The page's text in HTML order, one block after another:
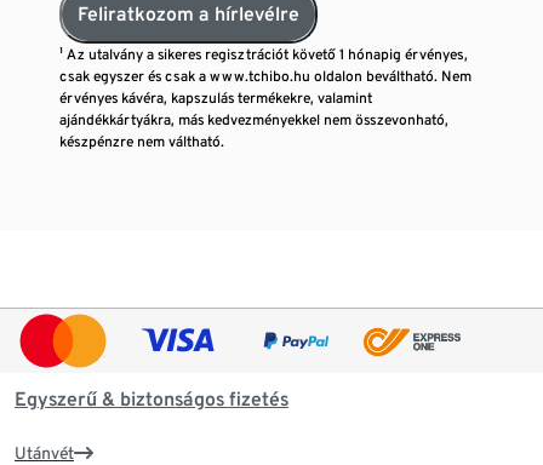
Feliratkozom a hírlevélre
¹ Az utalvány a sikeres regisztrációt követő 1 hónapig érvényes,
csak egyszer és csak a www.tchibo.hu oldalon beváltható. Nem
érvényes kávéra, kapszulás termékekre, valamint
ajándékkártyákra, más kedvezményekkel nem összevonható,
készpénzre nem váltható.
Egyszerű & biztonságos fizetés
Utánvét